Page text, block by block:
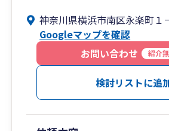
でなく企業経営に必要なシステム
おります。
神奈川県横浜市南区永楽町１
Googleマップを確認
お問い合わせ
紹介
検討リストに追